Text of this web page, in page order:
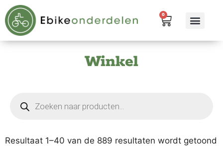
0
Winkel
Resultaat 1–40 van de 889 resultaten wordt getoond